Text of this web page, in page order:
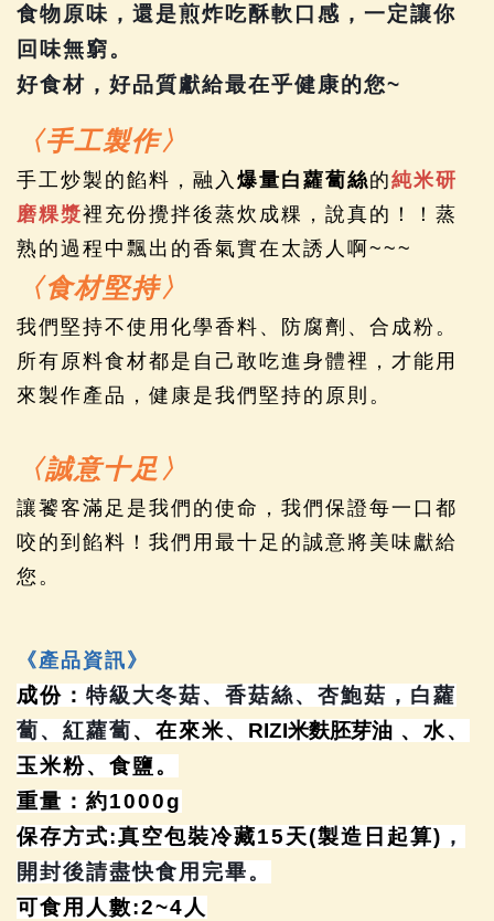
食物原味，還是煎炸吃酥軟口感，一定讓你
回味無窮。
好食材，好品質獻給最在乎健康的您~
〈手工製作〉
手工炒製的餡料，融入 爆量白蘿蔔絲的純米研
磨粿漿裡充份攪拌後蒸炊成粿，說真的！！蒸
熟的過程中飄出的香氣實在太誘人啊~~~
〈食材堅持〉
我們堅持不使用化學香料、防腐劑、合成粉。
所有原料食材都是自己敢吃進身體裡，才能用
來製作產品，健康是我們堅持的原則。
〈誠意十足〉
讓饕客滿足是我們的使命，我們保證每一口都
咬的到餡料！我們用最十足的誠意將美味獻給
您。
《產品資訊》
成份： 特級大冬菇、香菇絲、杏鮑菇，白蘿
蔔、紅蘿蔔、在來米、 RIZI米麩胚芽油 、水、
玉米粉、食鹽。
重量：約1000g
保存方式:真空包裝冷藏15天(製造日起算) ，
開封後請盡快食用完畢。
可食用人數:2~4人